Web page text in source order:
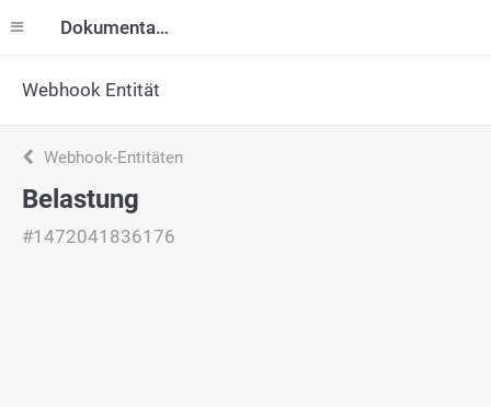
Dokumentation
Webhook Entität
Webhook-Entitäten
Belastung
#1472041836176